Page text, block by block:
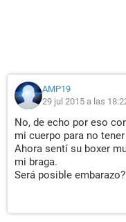
AMP19
29 jul 2015 a las
No, de echo por eso
mi cuerpo para no
Ahora sentí su boxer
mi braga.
Será posible